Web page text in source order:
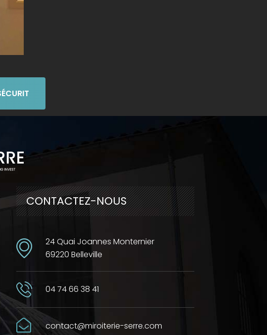
CONTACTEZ-NOUS
24 Quai Joannes Monternier
69220 Belleville
04 74 66 38 41
contact@miroiterie-serre.com